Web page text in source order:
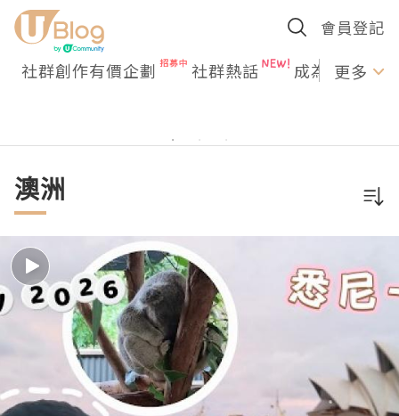
會員登記
社群創作有價企劃 社群熱話 成為U更多
澳洲